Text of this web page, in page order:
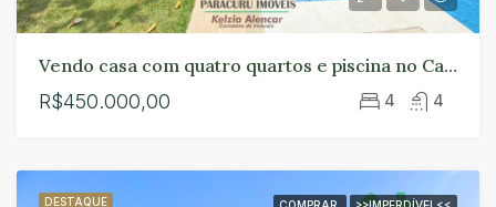
Vendo casa com quatro quartos e piscina no Campo de Semente em Paracuru.
R$450.000,00 4 4
DESTAQUE COMPRAR >>IMPERDÍVEL<<